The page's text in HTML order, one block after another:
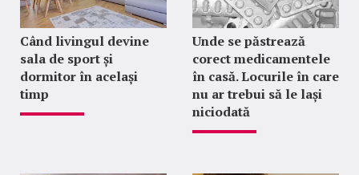
Când livingul devine
sala de sport și
dormitor în același
timp
Unde se păstrează
corect medicamentele
în casă. Locurile în care
nu ar trebui să le lași
niciodată